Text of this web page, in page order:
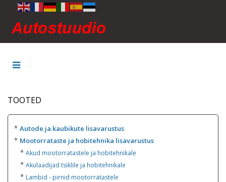
TOOTED
* Autode ja kaubikute lisavarustus
* Mootorrataste ja hobitehnika lisavarustus
* Akud mootorratastele ja hobitehnikale
* Akulaadijad tsiklile ja hobitehnikale
* Lambid - pirnid mootorratastele